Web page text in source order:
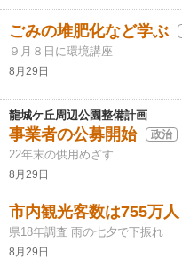
ごみの堆肥化など学ぶ
９月８日に環境講座
8月29日
龍城ケ丘周辺公園整備計画
事業者の公募開始 政治
22年末の供用めざす
8月29日
市内観光客数は755万人
県18年調査 雨の七夕で下振れ
8月29日